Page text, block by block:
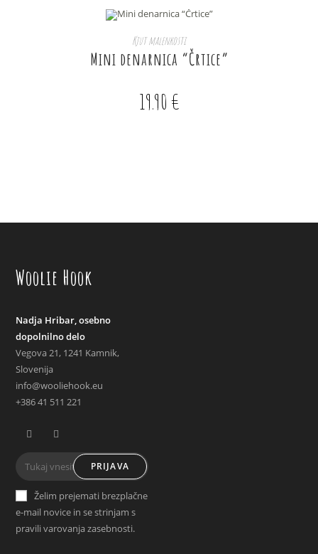
DODAJ V KOŠARICO
Kjut malenkosti
Mini denarnica “Črtice”
19.90€
Woolie Hook
Nadja Hribar, osebno
dopolnilno delo
Vegova 21, 1241 Kamnik,
Slovenija
info@wooliehook.eu
+386 41 511 221
in
new
in
new
PRIJAVA
Želim prejemati brezplačne
e-mail novice in se strinjam s
pravili varovanja zasebnosti.